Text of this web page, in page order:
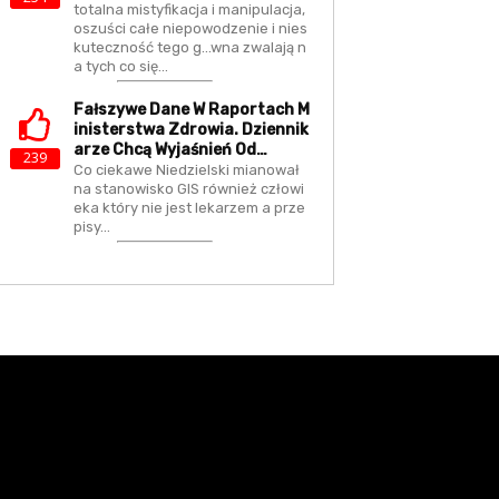
totalna mistyfikacja i manipulacja,
oszuści całe niepowodzenie i nies
kuteczność tego g...wna zwalają n
a tych co się…
239
Fałszywe Dane W Raportach M
Inisterstwa Zdrowia. Dziennik
Arze Chcą Wyjaśnień Od…
Co ciekawe Niedzielski mianował
na stanowisko GIS również człowi
eka który nie jest lekarzem a prze
pisy…